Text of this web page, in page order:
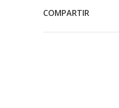
COMPARTIR